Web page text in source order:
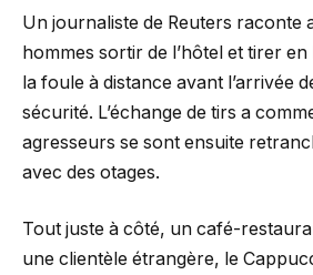
Un journaliste de Reuters raconte
hommes sortir de l’hôtel et tirer
la foule à distance avant l’arrivée
sécurité. L’échange de tirs a
agresseurs se sont ensuite
avec des otages.
Tout juste à côté, un café-
une clientèle étrangère, le